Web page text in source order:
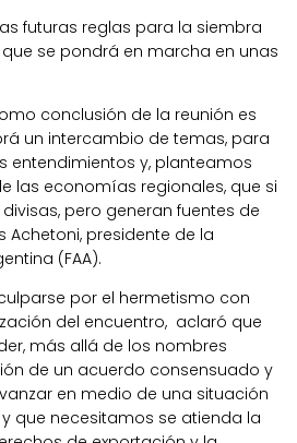
futuras reglas para la siembra
se pondrá en marcha en unas
conclusión de la reunión es
un intercambio de temas, para
entendimientos y, planteamos
las economías regionales, que si
pero generan fuentes de
Achetoni, presidente de la
(FAA).
por el hermetismo con
del encuentro, aclaró que
más allá de los nombres
de un acuerdo consensuado y
en medio de una situación
que necesitamos se atienda la